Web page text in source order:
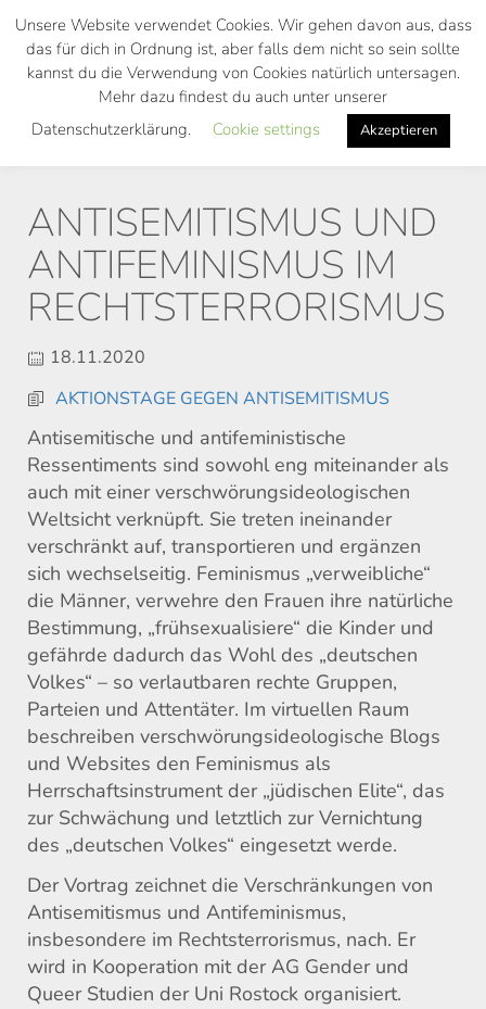
Skip
main
ANTISEMITISMUS UND
ANTIFEMINISMUS IM
RECHTSTERRORISMUS
18.11.2020
AKTIONSTAGE GEGEN ANTISEMITISMUS
Antisemitische und antifeministische
Ressentiments sind sowohl eng miteinander als
auch mit einer verschwörungsideologischen
Weltsicht verknüpft. Sie treten ineinander
verschränkt auf, transportieren und ergänzen
sich wechselseitig. Feminismus „verweibliche“
die Männer, verwehre den Frauen ihre natürliche
Bestimmung, „frühsexualisiere“ die Kinder und
gefährde dadurch das Wohl des „deutschen
Volkes“ – so verlautbaren rechte Gruppen,
Parteien und Attentäter. Im virtuellen Raum
beschreiben verschwörungsideologische Blogs
und Websites den Feminismus als
Herrschaftsinstrument der „jüdischen Elite“, das
zur Schwächung und letztlich zur Vernichtung
des „deutschen Volkes“ eingesetzt werde.
Der Vortrag zeichnet die Verschränkungen von
Antisemitismus und Antifeminismus,
insbesondere im Rechtsterrorismus, nach. Er
wird in Kooperation mit der AG Gender und
Queer Studien der Uni Rostock organisiert.
Unsere Website verwendet Cookies. Wir gehen davon aus, dass
das für dich in Ordnung ist, aber falls dem nicht so sein sollte
kannst du die Verwendung von Cookies natürlich untersagen.
Mehr dazu findest du auch unter unserer
Datenschutzerklärung.
Cookie settings Akzeptieren